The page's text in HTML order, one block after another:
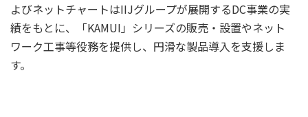
よびネットチャートはIIJグループが展開するDC事業の実
績をもとに、「KAMUI」シリーズの販売・設置やネット
ワーク工事等役務を提供し、円滑な製品導入を支援しま
す。